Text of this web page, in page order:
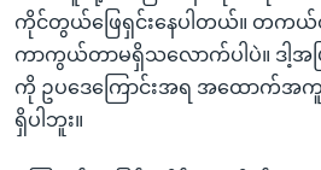
ကိုင်တွယ်ဖြေရှင်းနေပါတယ်။ တက
ကာကွယ်တာမရှိသလောက်ပါပဲ။ ဒါ့
ကို ဥပဒေကြောင်းအရ အထောက်အကူ
ရှိပါဘူး။